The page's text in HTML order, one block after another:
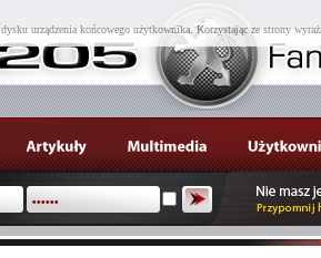
urządzenia końcowego użytkownika. Korzystając ze strony